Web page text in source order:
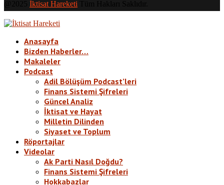
İktisat Hareketi
Anasayfa
Bizden Haberler…
Makaleler
Podcast
Adil Bölüşüm Podcast’leri
Finans Sistemi Şifreleri
Güncel Analiz
İktisat ve Hayat
Milletin Dilinden
Siyaset ve Toplum
Röportajlar
Videolar
Ak Parti Nasıl Doğdu?
Finans Sistemi Şifreleri
Hokkabazlar